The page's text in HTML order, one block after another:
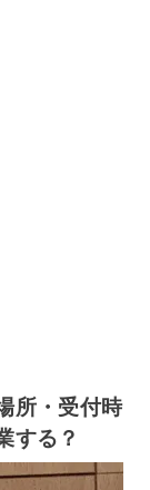
所・受付時
する？